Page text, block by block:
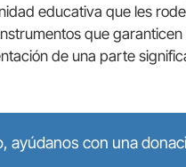
educativa que les
que
de una parte
ayúdanos con una